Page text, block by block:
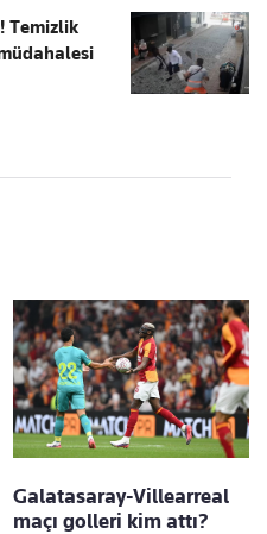
Temizlik
Galatasaray-Villearreal
maçı golleri kim attı?